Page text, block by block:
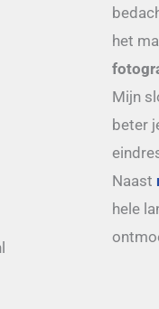
het
Mijn
beter
Naast
hele